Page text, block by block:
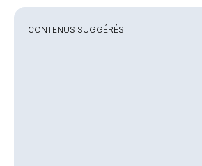
CONTENUS SUGGÉRÉS